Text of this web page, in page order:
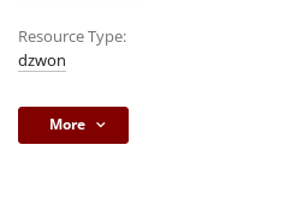
Resource Type:
dzwon
More